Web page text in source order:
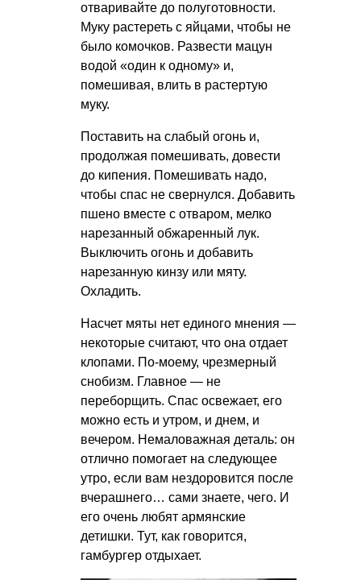
отваривайте до полуготовности.
Муку растереть с яйцами, чтобы не
было комочков. Развести мацун
водой «один к одному» и,
помешивая, влить в растертую
муку.
Поставить на слабый огонь и,
продолжая помешивать, довести
до кипения. Помешивать надо,
чтобы спас не свернулся. Добавить
пшено вместе с отваром, мелко
нарезанный обжаренный лук.
Выключить огонь и добавить
нарезанную кинзу или мяту.
Охладить.
Насчет мяты нет единого мнения —
некоторые считают, что она отдает
клопами. По-моему, чрезмерный
снобизм. Главное — не
переборщить. Спас освежает, его
можно есть и утром, и днем, и
вечером. Немаловажная деталь: он
отлично помогает на следующее
утро, если вам нездоровится после
вчерашнего… сами знаете, чего. И
его очень любят армянские
детишки. Тут, как говорится,
гамбургер отдыхает.